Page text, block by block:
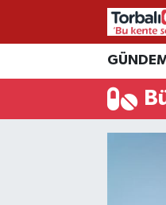
İzmir Nöbetçi
İzmir Hava Durumu
İzmir Trafik